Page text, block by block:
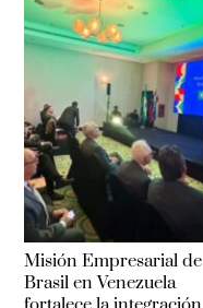
Misión Empresarial de
Brasil en Venezuela